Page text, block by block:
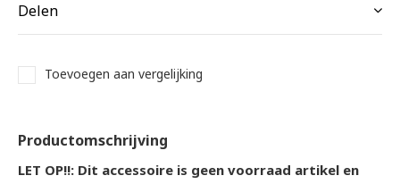
Delen
Toevoegen aan vergelijking
Productomschrijving
LET OP!!: Dit accessoire is geen voorraad artikel en